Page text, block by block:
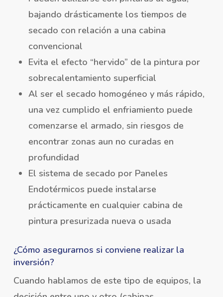
bajando drásticamente los tiempos de
secado con relación a una cabina
convencional
Evita el efecto “hervido” de la pintura por
sobrecalentamiento superficial
Al ser el secado homogéneo y más rápido,
una vez cumplido el enfriamiento puede
comenzarse el armado, sin riesgos de
encontrar zonas aun no curadas en
profundidad
El sistema de secado por Paneles
Endotérmicos puede instalarse
prácticamente en cualquier cabina de
pintura presurizada nueva o usada
¿Cómo asegurarnos si conviene realizar la
inversión?
Cuando hablamos de este tipo de equipos, la